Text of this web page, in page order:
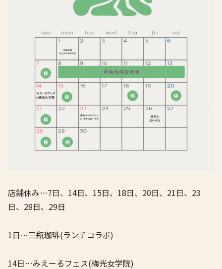
店舗休み…7日、14日、15日、18日、20日、21日、23
日、28日、29日
1日…三瓶珈琲(ランチコラボ)
14日…みえーるフェス(梅光女学院)